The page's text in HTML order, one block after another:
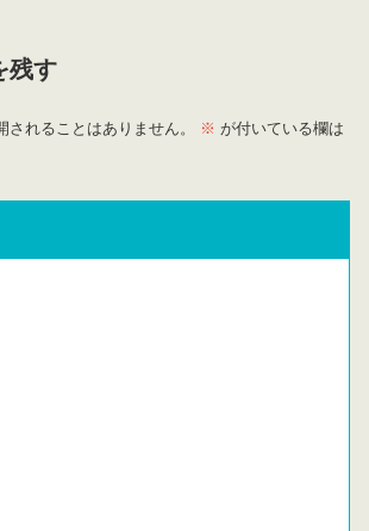
残す
されることはありません。 ※ が付いている欄は